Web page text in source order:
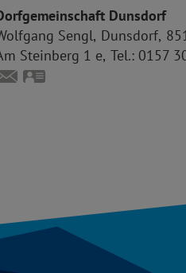
Dunsdorf
Sengl Dunsdorf
Steinberg 1 e Tel.: 0157
wolfgangsengl@yahoo.de